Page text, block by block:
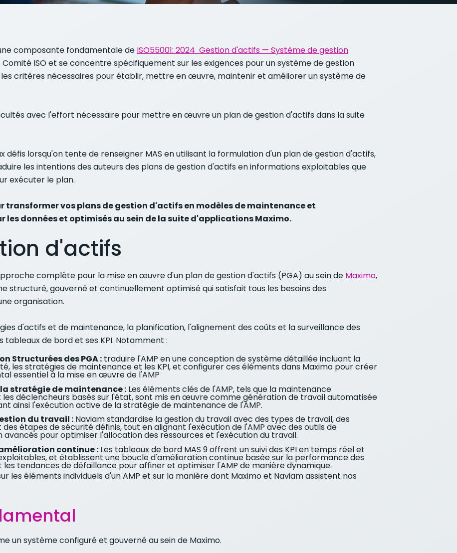
composante fondamentale de ISO55001: 2024 Gestion d'actifs — Système de gestion
ISO et se concentre spécifiquement sur les exigences pour un système de gestion
critères nécessaires pour établir, mettre en œuvre, maintenir et améliorer un système de
avec l'effort nécessaire pour mettre en œuvre un plan de gestion d'actifs dans la suite
défis lorsqu'on tente de renseigner MAS en utilisant la formulation d'un plan de gestion d'actifs,
les intentions des auteurs des plans de gestion d'actifs en informations exploitables que
exécuter le plan.
transformer vos plans de gestion d'actifs en modèles de maintenance et
données et optimisés au sein de la suite d'applications Maximo.
d'actifs
complète pour la mise en œuvre d'un plan de gestion d'actifs (PGA) au sein de Maximo,
structuré, gouverné et continuellement optimisé qui satisfait tous les besoins des
organisation.
d'actifs et de maintenance, la planification, l'alignement des coûts et la surveillance des
tableaux de bord et ses KPI. Notamment :
Structurées des PGA : traduire l'AMP en une conception de système détaillée incluant la
les stratégies de maintenance et les KPI, et configurer ces éléments dans Maximo pour créer
essentiel à la mise en œuvre de l'AMP
stratégie de maintenance : Les éléments clés de l'AMP, tels que la maintenance
déclencheurs basés sur l'état, sont mis en œuvre comme génération de travail automatisée
ainsi l'exécution active de la stratégie de maintenance de l'AMP.
du travail : Naviam standardise la gestion du travail avec des types de travail, des
étapes de sécurité définis, tout en alignant l'exécution de l'AMP avec des outils de
pour optimiser l'allocation des ressources et l'exécution du travail.
continue : Les tableaux de bord MAS 9 offrent un suivi des KPI en temps réel et
et établissent une boucle d'amélioration continue basée sur la performance des
les tendances de défaillance pour affiner et optimiser l'AMP de manière dynamique.
les éléments individuels d'un AMP et sur la manière dont Maximo et Naviam assistent nos
un système configuré et gouverné au sein de Maximo.